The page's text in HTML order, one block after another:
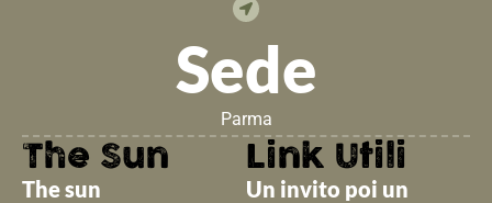
Sede
Parma
The Sun
The sun
Link Utili
Un invito poi un